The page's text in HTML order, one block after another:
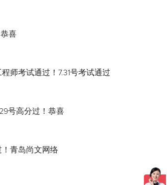
喜
师考试通过！7.31号考试通过
号高分过！恭喜
！青岛尚文网络